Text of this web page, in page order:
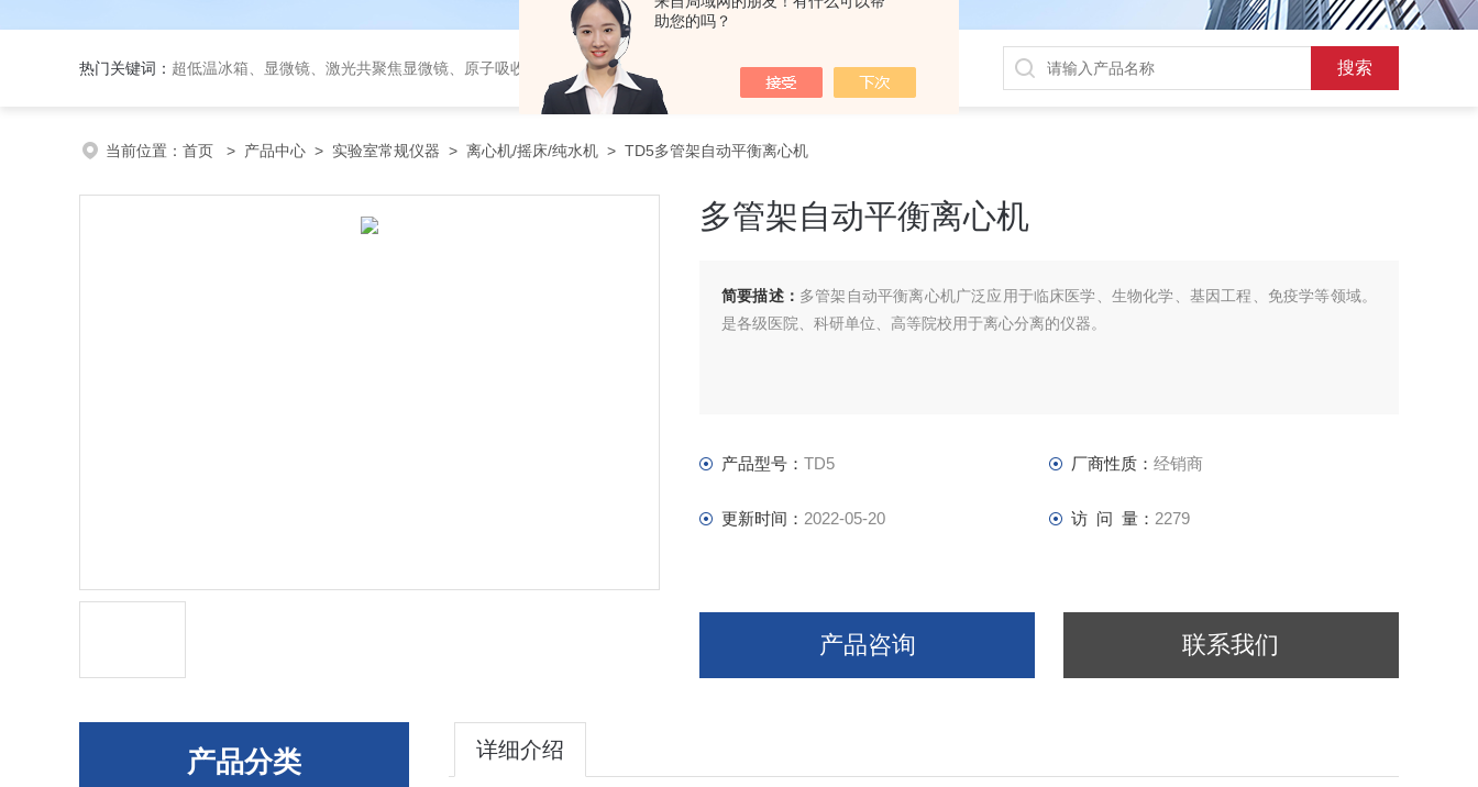
助您的吗？
热门关键词： 超低温冰箱、显微镜、激光共聚焦显微镜、原子吸收分光光度计、荧光分光光度计、培养箱、激光粒度仪、高光谱成像仪、移液器、离心机、电子天平
当前位置： 首页 > 产品中心 > 实验室常规仪器 > 离心机/摇床/纯水机 > TD5多管架自动平衡离心机
多管架自动平衡离心机
简要描述： 多管架自动平衡离心机广泛应用于临床医学、生物化学、基因工程、免疫学等领域。
是各级医院、科研单位、高等院校用于离心分离的仪器。
产品型号： TD5 厂商性质： 经销商
更新时间： 2022-05-20 访 问 量： 2279
产品咨询 联系我们
产品分类 详细介绍